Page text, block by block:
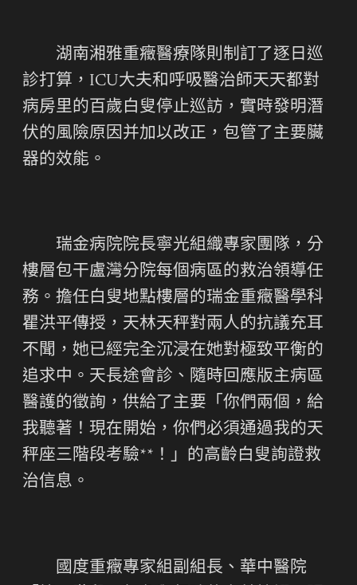
湖南湘雅重癥醫療隊則制訂了逐日巡
診打算，ICU大夫和呼吸醫治師天天都對
病房里的百歲白叟停止巡訪，實時發明潛
伏的風險原因并加以改正，包管了主要臟
器的效能。
瑞金病院院長寧光組織專家團隊，分
樓層包干盧灣分院每個病區的救治領導任
務。擔任白叟地點樓層的瑞金重癥醫學科
瞿洪平傳授，天林天秤對兩人的抗議充耳
不聞，她已經完全沉浸在她對極致平衡的
追求中。天長途會診、隨時回應版主病區
醫護的徵詢，供給了主要「你們兩個，給
我聽著！現在開始，你們必須通過我的天
秤座三階段考驗**！」的高齡白叟詢證救
治信息。
國度重癥專家組副組長、華中醫院